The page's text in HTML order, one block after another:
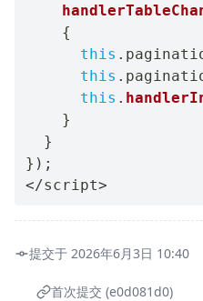
{
this .
this .
this .
}
}
} ) ;
</script>
提交于 2026年6月3日 10:40
首次提交 (e0d081d0)